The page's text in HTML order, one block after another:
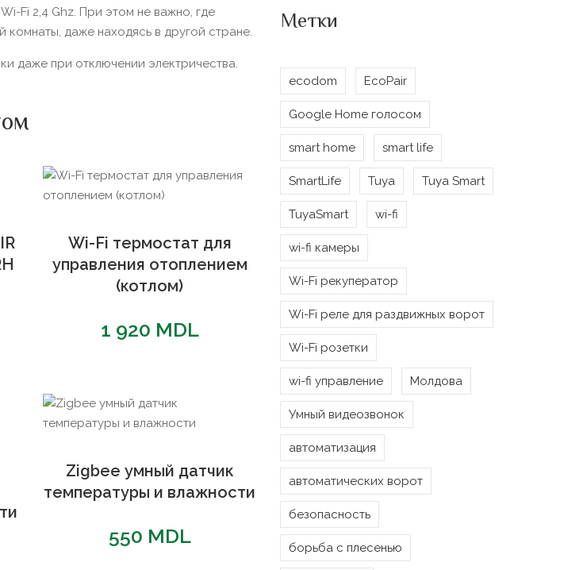
Fi 2,4 Ghz. При этом не важно, где
комнаты, даже находясь в другой стране.
даже при отключении электричества.
Wi-Fi термостат для
управления отоплением
(котлом)
1 920 MDL
Zigbee умный датчик
температуры и влажности
550 MDL
Метки
ecodom EcoPair
Google Home голосом
smart home smart life
SmartLife Tuya Tuya Smart
TuyaSmart wi-fi
wi-fi камеры
Wi-Fi рекуператор
Wi-Fi реле для раздвижных ворот
Wi-Fi розетки
wi-fi управление Молдова
Умный видеозвонок
автоматизация
автоматических ворот
безопасность
борьба с плесенью